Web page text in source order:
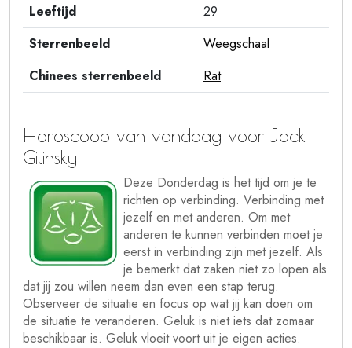
Leeftijd
29
Sterrenbeeld
Weegschaal
Chinees sterrenbeeld
Rat
Horoscoop van vandaag voor Jack
Gilinsky
Deze Donderdag is het tijd om je te
richten op verbinding. Verbinding met
jezelf en met anderen. Om met
anderen te kunnen verbinden moet je
eerst in verbinding zijn met jezelf. Als
je bemerkt dat zaken niet zo lopen als
dat jij zou willen neem dan even een stap terug.
Observeer de situatie en focus op wat jij kan doen om
de situatie te veranderen. Geluk is niet iets dat zomaar
beschikbaar is. Geluk vloeit voort uit je eigen acties.